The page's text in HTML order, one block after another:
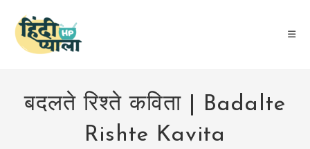
content
बदलते रिश्ते कविता | Badalte
Rishte Kavita